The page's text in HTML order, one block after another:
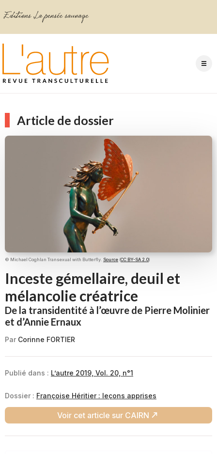
Article de dossier
© Michael Coghlan Transexual with Butterfly. Source (CC BY-SA 2.0)
Inceste gémellaire, deuil et
mélancolie créatrice
De la transidentité à l’œuvre de Pierre Molinier
et d’Annie Ernaux
Par Corinne FORTIER
Publié dans : L’autre 2019, Vol. 20, n°1
Dossier : Françoise Héritier : leçons apprises
Voir cet article sur CAIRN